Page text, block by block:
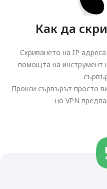
Как да
Скриването на IP
помощта на инструмент
Прокси сървърът просто
но VPN